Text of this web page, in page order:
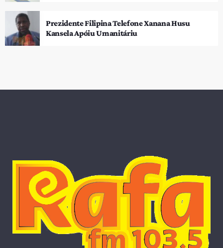
Prezidente Filipina Telefone Xanana Husu
Kansela Apóiu Umanitáriu